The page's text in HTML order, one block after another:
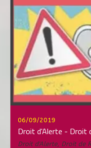
06/09/2019
Droit d'Alerte - Droit
Droit d'Alerte, Droit de